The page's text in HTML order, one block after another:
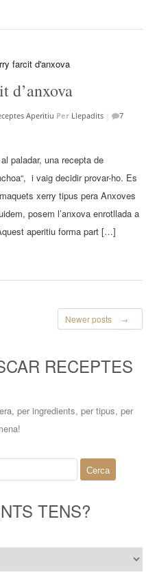
d’anxova
Aperitiu Per Llepadits
7
paladar, una recepta de
i vaig decidir provar-ho. Es
xerry tipus pera Anxoves
posem l’anxova enrotllada a
aperitiu forma part […]
Newer posts →
RECEPTES
per ingredients, per tipus, per
TENS?